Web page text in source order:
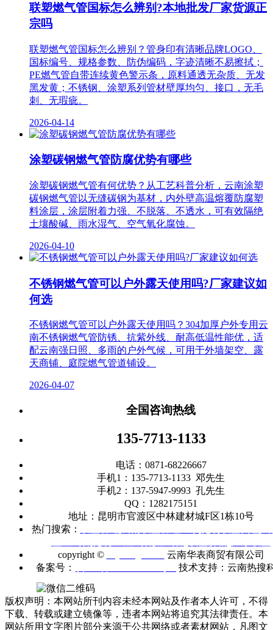
联塑燃气管国标怎么辨别?本地批发厂家货源正
宗吗
联塑燃气管国标怎么辨别？管身印有清晰品牌LOGO、
国标编号、规格参数、防伪编码，字迹清晰不易擦拭；
PE燃气管自带连续黄色警示条，原料通透无杂质、无发
黑发黄；不锈钢、涂塑系列管材壁厚均匀、接口，无毛
刺、无瑕疵。
2026-04-14
涂塑碳钢燃气管防腐优势有哪些
涂塑碳钢燃气管有何优势？从工艺科普分析，云南涂塑
碳钢燃气管以无缝碳钢为基材，内外壁高温熔覆防腐塑
料涂层，涂层附着力强、不脱落、不透水，可有效隔绝
土壤酸碱、雨水湿气、空气氧化腐蚀。
2026-04-10
不锈钢燃气管可以户外露天使用吗?厂家建议如
何选
不锈钢燃气管可以户外露天使用吗？304加厚户外专用云
南不锈钢燃气管防锈、抗紫外线、耐高低温性能优，适
配云南强日照、多雨的户外气候，可用于外墙架空、露
天商铺、庭院燃气管道铺设。
2026-04-07
全国咨询热线
135-7713-1133
电话：0871-68226667
手机1：135-7713-1133 邓先生
手机2：137-5947-9993 孔先生
QQ：1282175151
地址：昆明市官渡区中林建材城F区1栋10号
热门搜索：
copyright ©
云南华表商贸有限公司
备案号：
技术支持：云南热搜
版权声明：本网站所刊内容未经本网站及作者本人许可，不得
下载、转载或建立镜像等，违者本网站将追究其法律责任。本
网站所用文字图片部分来源于公共网络或者素材网站，凡图文